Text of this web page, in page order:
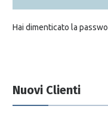
Hai dimenticato la
Nuovi Clienti